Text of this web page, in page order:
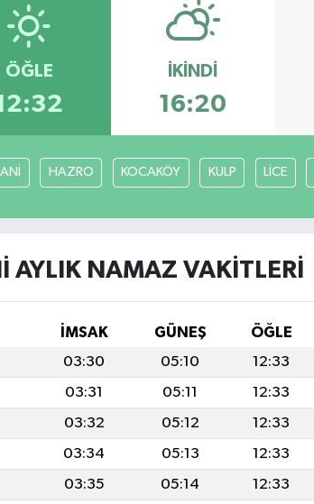
ÖĞLE İKINDI
16:20
HAZRO KOCAKÖY KULP LİCE
AYLIK NAMAZ VAKITLERI
İMSAK GÜNEŞ ÖĞLE
03:30 05:10 12:33
03:31 05:11 12:33
03:32 05:12 12:33
03:34 05:13 12:33
03:35 05:14 12:33